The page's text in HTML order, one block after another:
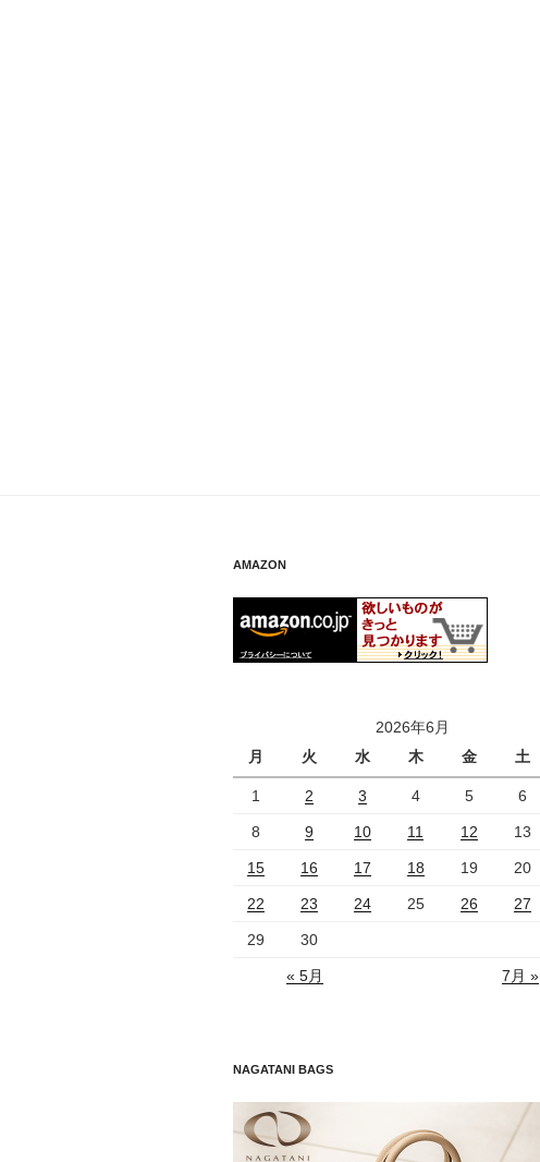
AMAZON
2026年6月
月
火 水 木 金 土
1 2 3 4 5 6
8 9 10 11 12 13
15 16 17 18 19 20
22 23 24 25 26 27
29 30
« 5月 7月 »
NAGATANI BAGS